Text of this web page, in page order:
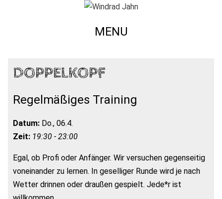
MENU
DOPPELKOPF
Regelmäßiges Training
Datum: Do., 06.4.
Zeit: 19:30 - 23:00
Egal, ob Profi oder Anfänger. Wir versuchen gegenseitig
voneinander zu lernen. In geselliger Runde wird je nach
Wetter drinnen oder draußen gespielt. Jede*r ist